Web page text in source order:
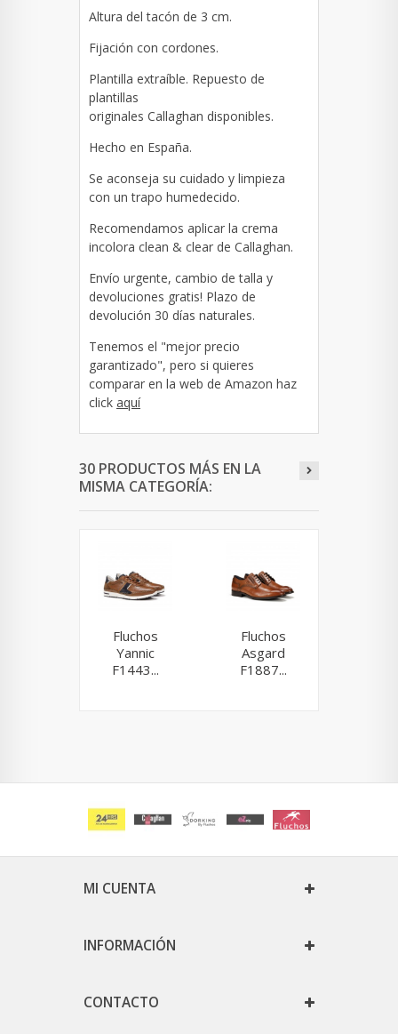
Altura del tacón de 3 cm.
Fijación con cordones.
Plantilla extraíble. Repuesto de
plantillas
originales Callaghan disponibles.
Hecho en España.
Se aconseja su cuidado y limpieza
con un trapo humedecido.
Recomendamos aplicar la crema
incolora clean & clear de Callaghan.
Envío urgente, cambio de talla y
devoluciones gratis! Plazo de
devolución 30 días naturales.
Tenemos el "mejor precio
garantizado", pero si quieres
comparar en la web de Amazon haz
click aquí
30 PRODUCTOS MÁS EN LA
MISMA CATEGORÍA:
Fluchos
Yannic
F1443...
Fluchos
Asgard
F1887...
MI CUENTA
INFORMACIÓN
CONTACTO